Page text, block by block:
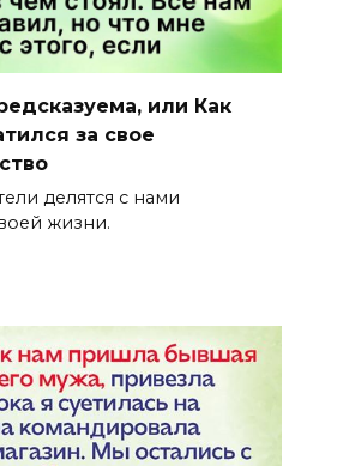
или Как
за свое
делятся с нами
жизни.